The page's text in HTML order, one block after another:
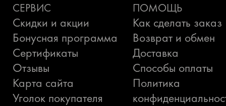
СЕРВИС
Скидки и акции
Бонусная программа
Сертификаты
Отзывы
Карта сайта
Уголок покупателя
ПОМОЩЬ
Как сделать заказ
Возврат и обмен
Доставка
Способы оплаты
Политика